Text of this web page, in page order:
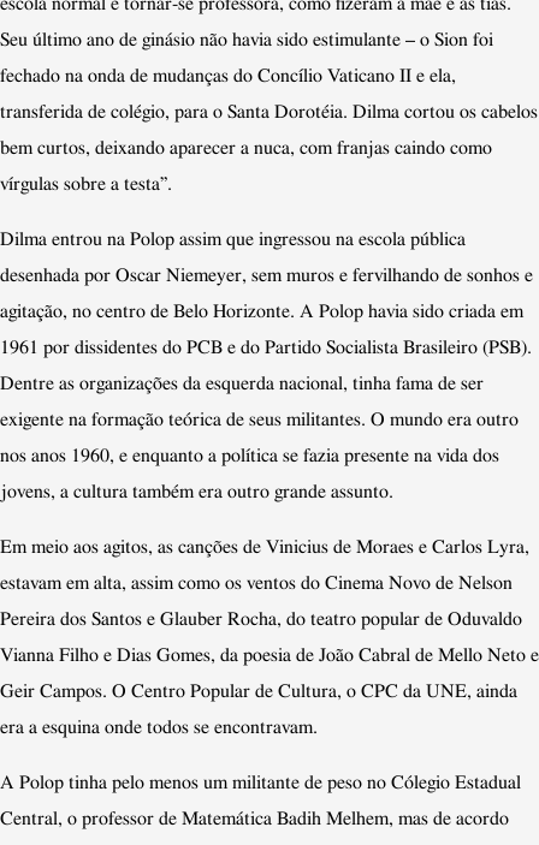
Seu último ano de ginásio não havia sido estimulante – o Sion foi
fechado na onda de mudanças do Concílio Vaticano II e ela,
transferida de colégio, para o Santa Dorotéia. Dilma cortou os cabelos
bem curtos, deixando aparecer a nuca, com franjas caindo como
vírgulas sobre a testa”.
Dilma entrou na Polop assim que ingressou na escola pública
desenhada por Oscar Niemeyer, sem muros e fervilhando de sonhos e
agitação, no centro de Belo Horizonte. A Polop havia sido criada em
1961 por dissidentes do PCB e do Partido Socialista Brasileiro (PSB).
Dentre as organizações da esquerda nacional, tinha fama de ser
exigente na formação teórica de seus militantes. O mundo era outro
nos anos 1960, e enquanto a política se fazia presente na vida dos
jovens, a cultura também era outro grande assunto.
Em meio aos agitos, as canções de Vinicius de Moraes e Carlos Lyra,
estavam em alta, assim como os ventos do Cinema Novo de Nelson
Pereira dos Santos e Glauber Rocha, do teatro popular de Oduvaldo
Vianna Filho e Dias Gomes, da poesia de João Cabral de Mello Neto e
Geir Campos. O Centro Popular de Cultura, o CPC da UNE, ainda
era a esquina onde todos se encontravam.
A Polop tinha pelo menos um militante de peso no Cólegio Estadual
Central, o professor de Matemática Badih Melhem, mas de acordo